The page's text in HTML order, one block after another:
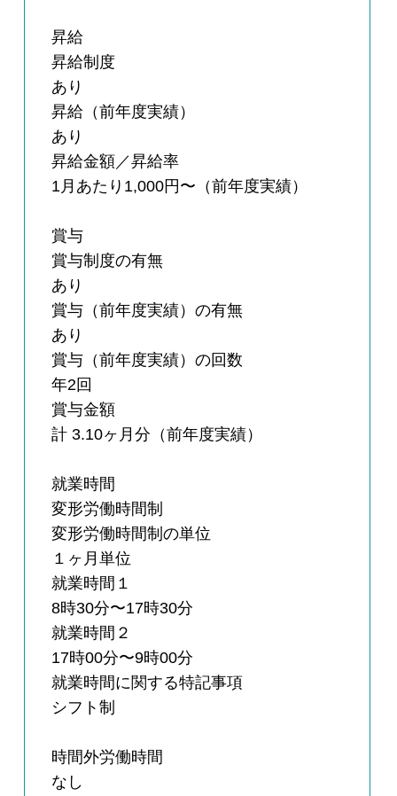
昇給
昇給制度
あり
昇給（前年度実績）
あり
昇給金額／昇給率
1月あたり1,000円〜（前年度実績）
賞与
賞与制度の有無
あり
賞与（前年度実績）の有無
あり
賞与（前年度実績）の回数
年2回
賞与金額
計 3.10ヶ月分（前年度実績）
就業時間
変形労働時間制
変形労働時間制の単位
１ヶ月単位
就業時間１
8時30分〜17時30分
就業時間２
17時00分〜9時00分
就業時間に関する特記事項
シフト制
時間外労働時間
なし